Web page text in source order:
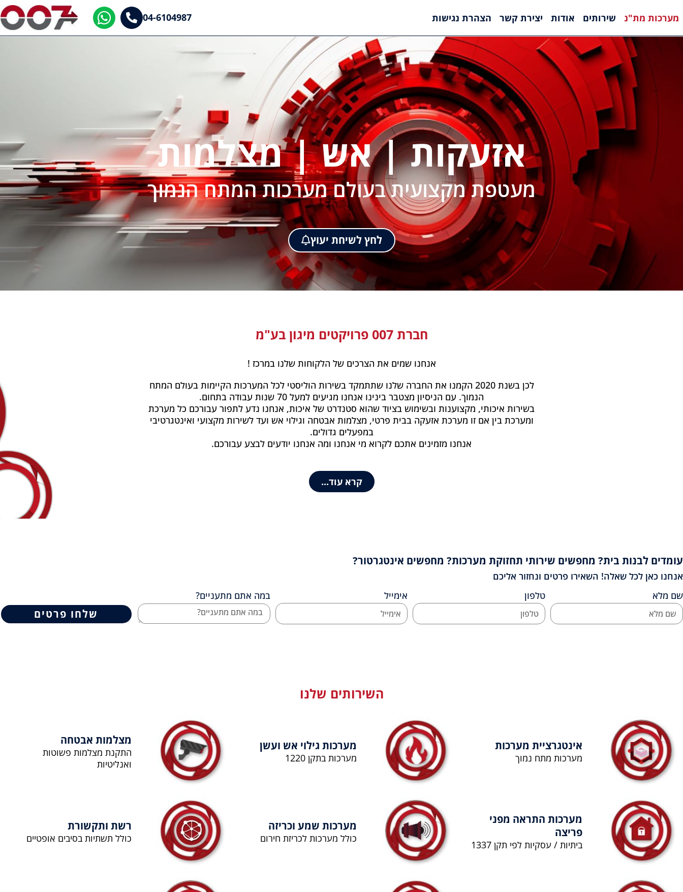
מערכות מת"נ שירותים אודות יצירת קשר הצהרת נגישות 04-6104987
אזעקות | אש | מצלמות
מעטפת מקצועית בעולם מערכות המתח הנמוך
לחץ לשיחת יעוץ
חברת 007 פרויקטים מיגון בע"מ
אנחנו שמים את הצרכים של הלקוחות שלנו במרכז !
לכן בשנת 2020 הקמנו את החברה שלנו שתתמקד בשירות הוליסטי לכל המערכות הקיימות בעולם המתח
הנמוך. עם הניסיון מצטבר בינינו אנחנו מגיעים למעל 70 שנות עבודה בתחום.
בשירות איכותי, מקצוענות ובשימוש בציוד שהוא סטנדרט של איכות, אנחנו נדע לתפור עבורכם כל מערכת
ומערכת בין אם זו מערכת אזעקה בבית פרטי, מצלמות אבטחה וגילוי אש ועד לשירות מקצועי ואינטגרטיבי
במפעלים גדולים.
אנחנו מזמינים אתכם לקרוא מי אנחנו ומה אנחנו יודעים לבצע עבורכם.
קרא עוד...
עומדים לבנות בית? מחפשים שירותי תחזוקת מערכות? מחפשים אינטגרטור?
אנחנו כאן לכל שאלה! השאירו פרטים ונחזור אליכם
שם מלא
טלפון אימייל במה אתם מתעניים?
שלחו פרטים
השירותים שלנו
אינטגרציית מערכות
מערכות מתח נמוך
מערכות גילוי אש ועשן
מערכות בתקן 1220
מצלמות אבטחה
התקנת מצלמות פשוטות
ואנליטיות
מערכות התראה מפני
פריצה
ביתיות / עסקיות לפי תקן 1337
מערכות שמע וכריזה
כולל מערכות לכריזת חירום
רשת ותקשורת
כולל תשתיות בסיבים אופטיים